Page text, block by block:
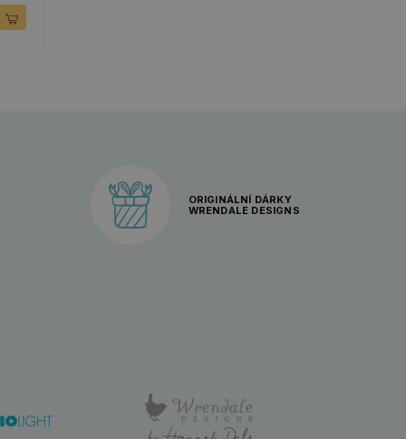
ORIGINÁLNÍ DÁRKY
WRENDALE DESIGNS